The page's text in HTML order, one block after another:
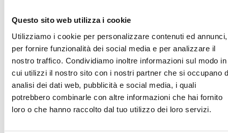
Questo sito web utilizza i cookie
Utilizziamo i cookie per personalizzare contenuti ed annunci,
per fornire funzionalità dei social media e per analizzare il
nostro traffico. Condividiamo inoltre informazioni sul modo in
cui utilizzi il nostro sito con i nostri partner che si occupano
analisi dei dati web, pubblicità e social media, i quali
potrebbero combinarle con altre informazioni che hai fornito
loro o che hanno raccolto dal tuo utilizzo dei loro servizi.